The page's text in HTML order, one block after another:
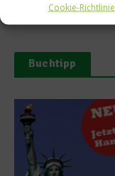
Cookie-Richtlinie
29. Juli 2026
Buchtipp